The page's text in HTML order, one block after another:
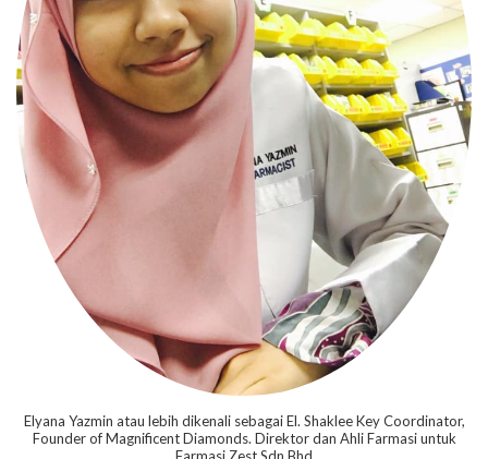
Elyana Yazmin atau lebih dikenali sebagai El. Shaklee Key Coordinator,
Founder of Magnificent Diamonds. Direktor dan Ahli Farmasi untuk